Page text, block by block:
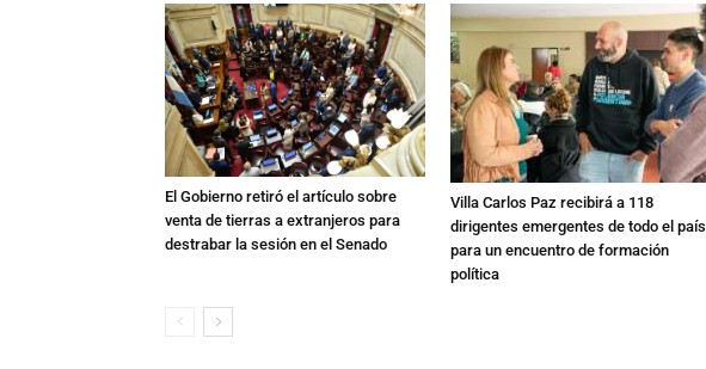
El Gobierno retiró el artículo sobre
venta de tierras a extranjeros para
destrabar la sesión en el Senado
Villa Carlos Paz recibirá a 118
dirigentes emergentes de todo el país
para un encuentro de formación
política